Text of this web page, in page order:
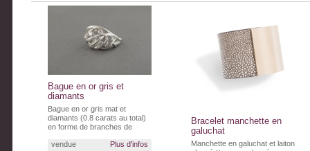
Bague en or gris et
diamants
Bague en or gris mat et
diamants (0.8 carats au total)
en forme de branches de
vendue
Plus d'infos
Bracelet manchette en
galuchat
Manchette en galuchat et laiton